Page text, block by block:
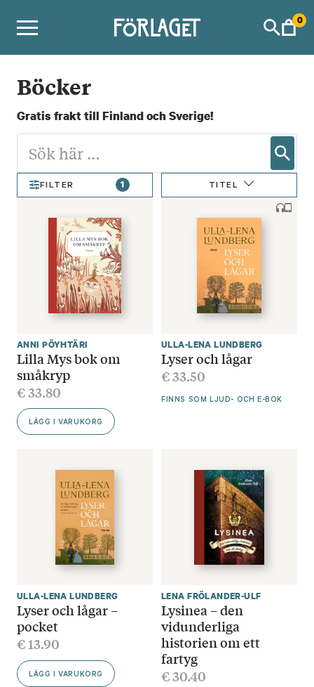
0
Böcker
Gratis frakt till Finland och Sverige!
FILTER 1 TITEL
ANNI PÖYHTÄRI
Lilla Mys bok om
småkryp
€33.80
LÄGG I VARUKORG
ULLA-LENA LUNDBERG
Lyser och lågar
€33.50
FINNS SOM LJUD- OCH E-BOK
ULLA-LENA LUNDBERG
Lyser och lågar –
pocket
€13.90
LÄGG I VARUKORG
LENA FRÖLANDER-ULF
Lysinea – den
vidunderliga
historien om ett
fartyg
€30.40